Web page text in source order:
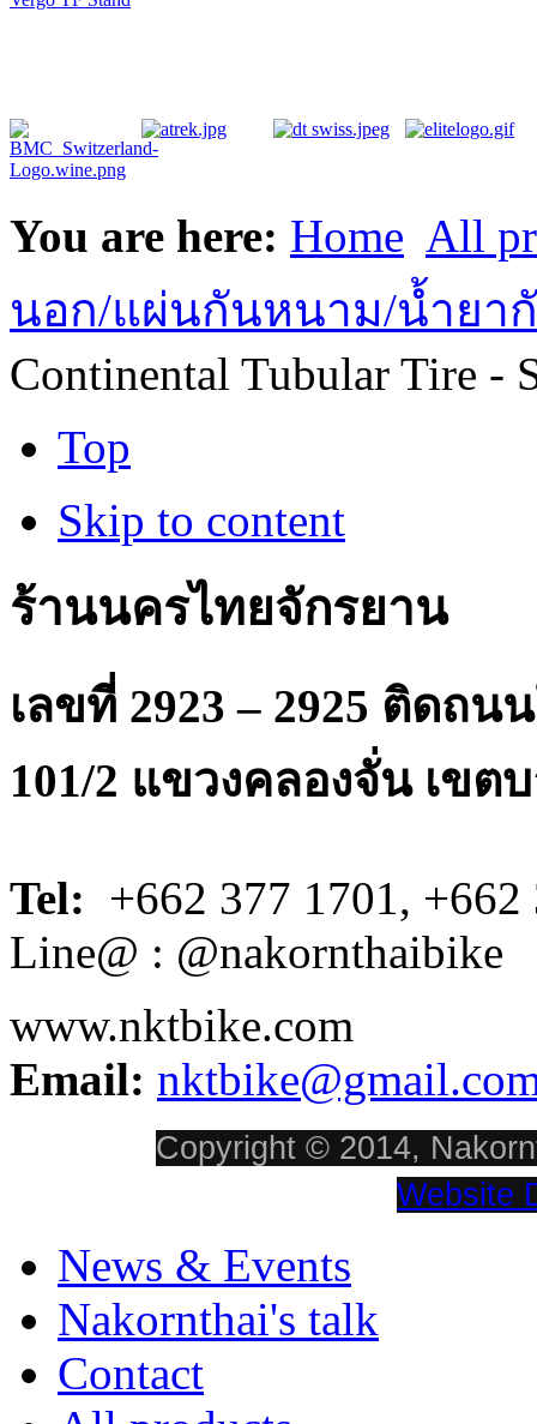
You are here: Home All
นอก/แผ่นกันหนาม/น้ำยา
Continental Tubular Tire -
Top
Skip to content
ร้านนครไทยจักรยาน
เลขที่ 2923 – 2925 ติดถ
101/2 แขวงคลองจั่น เขต
Tel: +662 377 1701,
Line@ : @nakornthaibike
www.nktbike.com
Email:
Copyright © 2014,
Website
News & Events
Nakornthai's talk
Contact